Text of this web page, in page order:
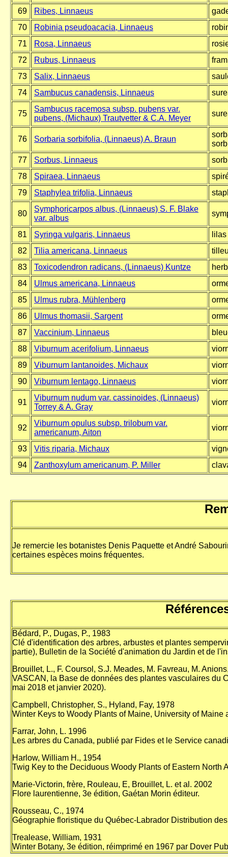
69
Ribes, Linnaeus
70
Robinia pseudoacacia, Linnaeus
71
Rosa, Linnaeus
72
Rubus, Linnaeus
73
Salix, Linnaeus
74
Sambucus canadensis, Linnaeus
75
Sambucus racemosa subsp. pubens var.
pubens, (Michaux) Trautvetter & C.A. Meyer
76 Sorbaria sorbifolia, (Linnaeus) A. Braun
77
Sorbus, Linnaeus
78
Spiraea, Linnaeus
79
Staphylea trifolia, Linnaeus
80
Symphoricarpos albus, (Linnaeus) S. F. Blake
var. albus
81 Syringa vulgaris, Linnaeus
82
Tilia americana, Linnaeus
83
Toxicodendron radicans, (Linnaeus) Kuntze
84
Ulmus americana, Linnaeus
85
Ulmus rubra, Mühlenberg
86
Ulmus thomasii, Sargent
87
Vaccinium, Linnaeus
88
Viburnum acerifolium, Linnaeus
89
Viburnum lantanoides, Michaux
90
Viburnum lentago, Linnaeus
91
Viburnum nudum var. cassinoides, (Linnaeus)
Torrey & A. Gray
92
Viburnum opulus subsp. trilobum var.
americanum, Aiton
93 Vitis riparia, Michaux
94
Zanthoxylum americanum, P. Miller
Je remercie les botanistes Denis Paquette et André
certaines espèces moins fréquentes.
Bédard, P., Dugas, P., 1983
Clé d'identification des arbres, arbustes et plantes
partie), Bulletin de la Société d'animation du Jardin et de
Brouillet, L., F. Coursol, S.J. Meades, M. Favreau, M.
VASCAN, la Base de données des plantes vasculaires du
mai 2018 et janvier 2020).
Campbell, Christopher, S., Hyland, Fay, 1978
Winter Keys to Woody Plants of Maine, University of Maine
Farrar, John, L. 1996
Les arbres du Canada, publié par Fides et le Service
Harlow, William H., 1954
Twig Key to the Deciduous Woody Plants of Eastern North
Marie-Victorin, frère, Rouleau, E, Brouillet, L. et al. 2002
Flore laurentienne, 3e édition, Gaétan Morin éditeur.
Rousseau, C., 1974
Géographie floristique du Québec-Labrador Distribution
Trealease, William, 1931
Winter Botany, 3e édition, réimprimé en 1967 par Dover